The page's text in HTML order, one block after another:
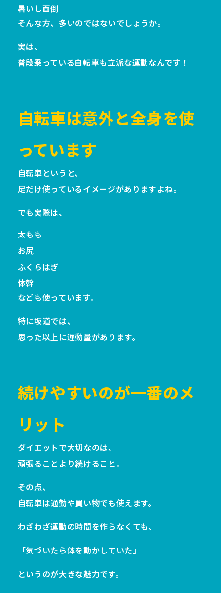
暑いし面倒
そんな方、多いのではないでしょうか。
実は、
普段乗っている自転車も立派な運動なんです！
自転車は意外と全身を使
っています
自転車というと、
足だけ使っているイメージがありますよね。
でも実際は、
太もも
お尻
ふくらはぎ
体幹
なども使っています。
特に坂道では、
思った以上に運動量があります。
続けやすいのが一番のメ
リット
ダイエットで大切なのは、
頑張ることより続けること。
その点、
自転車は通勤や買い物でも使えます。
わざわざ運動の時間を作らなくても、
「気づいたら体を動かしていた」
というのが大きな魅力です。